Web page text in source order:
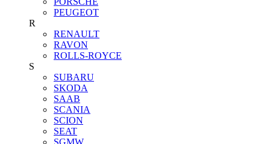
PEUGEOT
R
RENAULT
RAVON
ROLLS-ROYCE
S
SUBARU
SKODA
SAAB
SCANIA
SCION
SEAT
SGMW